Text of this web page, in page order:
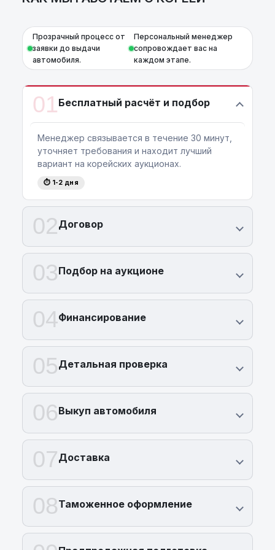
Прозрачный процесс от
заявки до выдачи
автомобиля.
Персональный менеджер
сопровождает вас на
каждом этапе.
01Бесплатный расчёт и подбор
Менеджер связывается в течение 30 минут,
уточняет требования и находит лучший
вариант на корейских аукционах.
⏱ 1-2 дня
02Договор
03Подбор на аукционе
04Финансирование
05Детальная проверка
06Выкуп автомобиля
07Доставка
08Таможенное оформление